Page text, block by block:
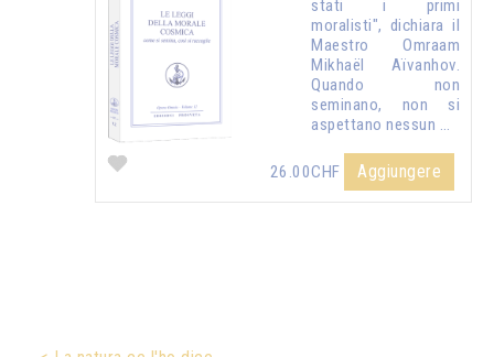
stati i primi
moralisti", dichiara il
Maestro Omraam
Mikhaël Aïvanhov.
Quando non
seminano, non si
aspettano nessun …
26.00CHF Aggiungere